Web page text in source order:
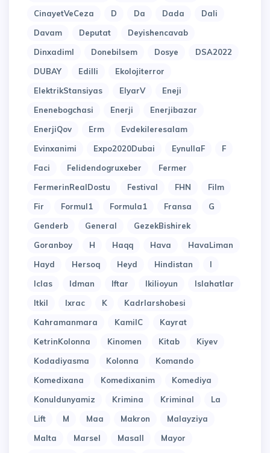
CinayetVeCeza
D Da Dada
Dali
Davam
Deputat
Deyishencavab
Dinxadiml
Donebilsem Dosye
DSA2022
DUBAY
Edilli
Ekolojiterror
ElektrikStansiyas
ElyarV
Eneji
Enenebogchasi
Enerji
Enerjibazar
EnerjiQov
Erm
Evdekileresalam
Evinxanimi
Expo2020Dubai EynullaF
F
Faci
Felidendogruxeber
Fermer
FermerinRealDostu
Festival FHN
Film
Fir
Formul1 Formula1 Fransa
G
Genderb
General
GezekBishirek
Goranboy
H Haqq Hava
HavaLiman
Hayd
Hersoq Heyd Hindistan
I
Iclas
Idman Iftar Ikilioyun
Islahatlar
Itkil
Ixrac K
Kadrlarshobesi
Kahramanmara
KamilC
Kayrat
KetrinKolonna
Kinomen Kitab
Kiyev
Kodadiyasma
Kolonna
Komando
Komedixana
Komedixanim
Komediya
Konuldunyamiz
Krimina Kriminal
La
Lift
M Maa Makron
Malayziya
Malta
Marsel Masall
Mayor